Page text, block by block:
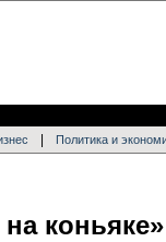
Политика и